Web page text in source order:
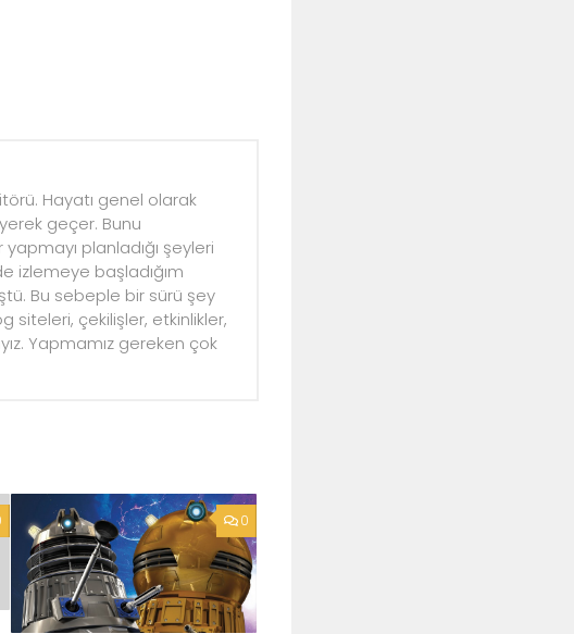
Hayatı genel olarak
geçer. Bunu
planladığı şeyleri
izlemeye başladığım
Bu sebeple bir sürü şey
siteleri, çekilişler, etkinlikler,
Yapmamız gereken çok
0